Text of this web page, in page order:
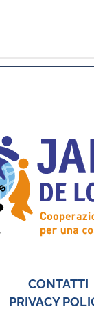
CONTATTI
PRIVACY